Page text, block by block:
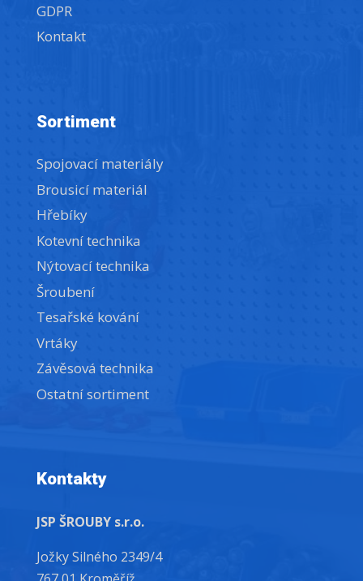
GDPR
Kontakt
Sortiment
Spojovací materiály
Brousicí materiál
Hřebíky
Kotevní technika
Nýtovací technika
Šroubení
Tesařské kování
Vrtáky
Závěsová technika
Ostatní sortiment
Kontakty
JSP ŠROUBY s.r.o.
Jožky Silného 2349/4